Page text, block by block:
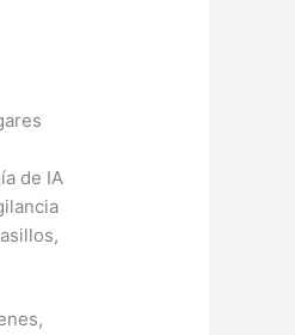
de IA